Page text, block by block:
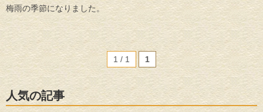
梅雨の季節になりました。
1 / 1 1
人気の記事